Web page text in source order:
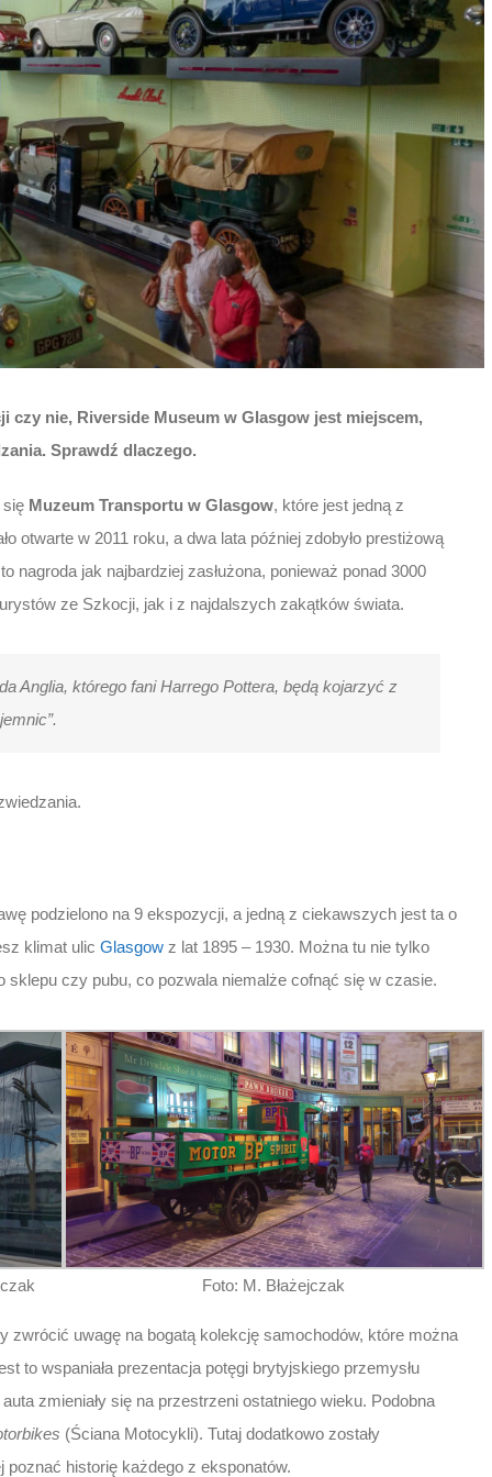
czy nie, Riverside Museum w Glasgow jest miejscem,
Sprawdź dlaczego.
Muzeum Transportu w Glasgow, które jest jedną z
otwarte w 2011 roku, a dwa lata później zdobyło prestiżową
nagroda jak najbardziej zasłużona, ponieważ ponad 3000
ze Szkocji, jak i z najdalszych zakątków świata.
Anglia, którego fani Harrego Pottera, będą kojarzyć z
podzielono na 9 ekspozycji, a jedną z ciekawszych jest ta o
klimat ulic Glasgowz lat 1895 – 1930. Można tu nie tylko
czy pubu, co pozwala niemalże cofnąć się w czasie.
Foto: M. Błażejczak
zwrócić uwagę na bogatą kolekcję samochodów, które można
to wspaniała prezentacja potęgi brytyjskiego przemysłu
zmieniały się na przestrzeni ostatniego wieku. Podobna
(Ściana Motocykli). Tutaj dodatkowo zostały
historię każdego z eksponatów.